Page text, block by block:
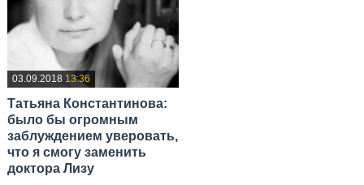
03.09.2018 13:36
Татьяна Константинова:
было бы огромным
заблуждением уверовать,
что я смогу заменить
доктора Лизу